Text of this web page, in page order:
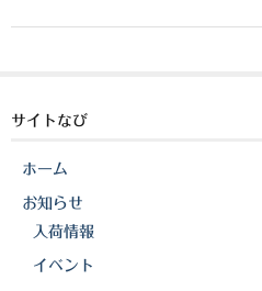
櫻井酒造
吉永酒造場
田村合名
薩摩酒造
知覧醸造
b
o
o
k
サイトなび
ホーム
お知らせ
入荷情報
イベント